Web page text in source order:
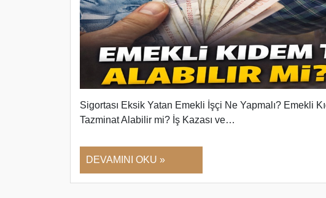
Sigortası Eksik Yatan Emekli İşçi Ne Yapmalı? Emekli
Tazminat Alabilir mi? İş Kazası ve…
DEVAMINI OKU »